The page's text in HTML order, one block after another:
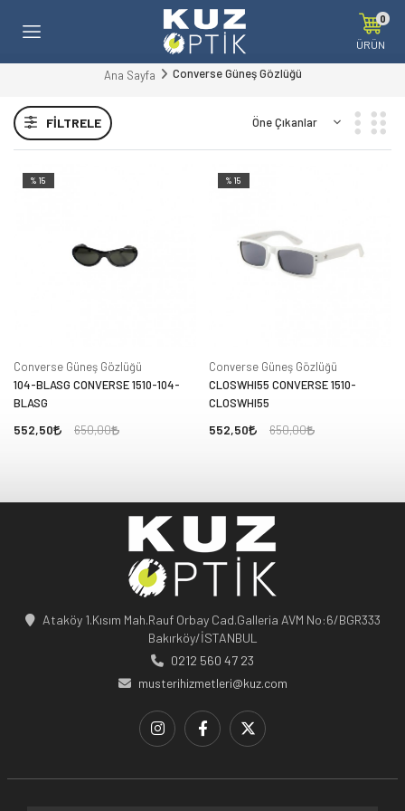
0
ÜRÜN
Ana Sayfa Converse Güneş Gözlüğü
FILTRELE
%15
Converse Güneş Gözlüğü
104-BLASG CONVERSE 1510-104-
BLASG
552,50 650,00
%15
Converse Güneş Gözlüğü
CLOSWHI55 CONVERSE 1510-
CLOSWHI55
552,50 650,00
Ataköy 1.Kısım Mah.Rauf Orbay Cad.Galleria AVM No:6/BGR333
Bakırköy/İSTANBUL
0212 560 47 23
musterihizmetleri@kuz.com